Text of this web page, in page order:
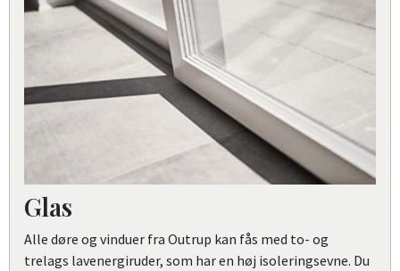
Glas
Alle døre og vinduer fra Outrup kan fås med to- og
trelags lavenergiruder, som har en høj isoleringsevne. Du